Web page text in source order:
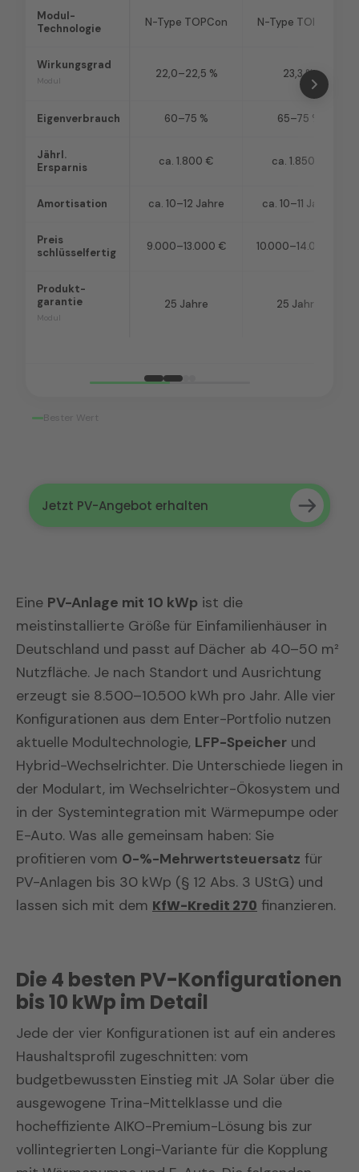
Modul-
Technologie
Wirkungsgrad
Modul
Eigenverbrauch
Jährl.
Ersparnis
Amortisation
Preis
schlüsselfertig
Produkt­
garantie
Modul
N-Type TOPCon
22,0–22,5 %
60–75 %
ca. 1.800 €
ca. 10–12 Jahre
9.000–13.000 €
25 Jahre
N-Type TOPCon
23,3 %
65–75 %
ca. 1.850 €
ca. 10–11 Jahre
10.000–14.000 €
25 Jahre
Bester Wert
Jetzt PV-Angebot erhalten
Eine PV-Anlage mit 10 kWp ist die
meistinstallierte Größe für Einfamilienhäuser in
Deutschland und passt auf Dächer ab 40–50 m²
Nutzfläche. Je nach Standort und Ausrichtung
erzeugt sie 8.500–10.500 kWh pro Jahr. Alle vier
Konfigurationen aus dem Enter-Portfolio nutzen
aktuelle Modultechnologie, LFP-Speicher und
Hybrid-Wechselrichter. Die Unterschiede liegen in
der Modulart, im Wechselrichter-Ökosystem und
in der Systemintegration mit Wärmepumpe oder
E-Auto. Was alle gemeinsam haben: Sie
profitieren vom 0-%-Mehrwertsteuersatz für
PV-Anlagen bis 30 kWp (§ 12 Abs. 3 UStG) und
lassen sich mit dem KfW-Kredit 270 finanzieren.
Die 4 besten PV-Konfigurationen
bis 10 kWp im Detail
Jede der vier Konfigurationen ist auf ein anderes
Haushaltsprofil zugeschnitten: vom
budgetbewussten Einstieg mit JA Solar über die
ausgewogene Trina-Mittelklasse und die
hocheffiziente AIKO-Premium-Lösung bis zur
vollintegrierten Longi-Variante für die Kopplung